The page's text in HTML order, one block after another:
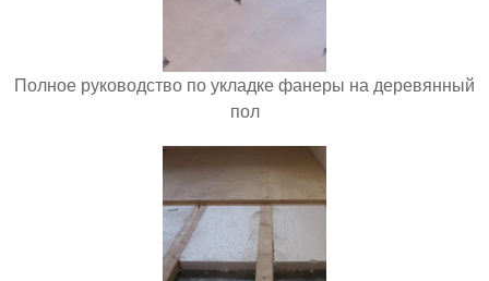
Полное руководство по укладке фанеры на деревянный
пол